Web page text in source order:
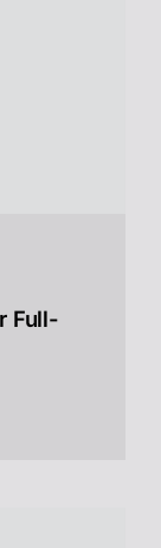
Full-